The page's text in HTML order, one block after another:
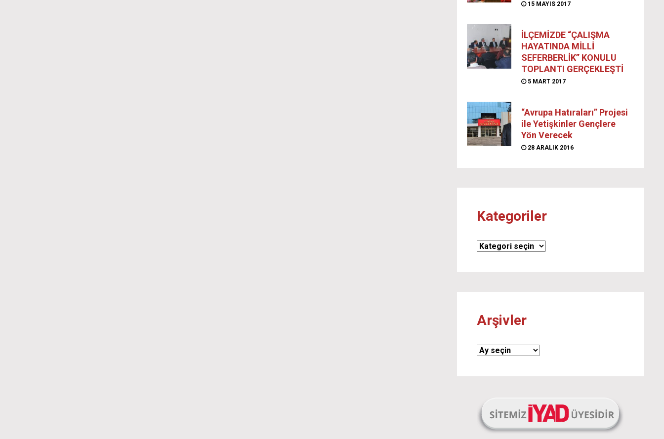
15 MAYIS 2017
İLÇEMİZDE “ÇALIŞMA
HAYATINDA MİLLİ
SEFERBERLİK” KONULU
TOPLANTI GERÇEKLEŞTİ
5 MART 2017
“Avrupa Hatıraları” Projesi
ile Yetişkinler Gençlere
Yön Verecek
28 ARALIK 2016
Kategoriler
Kategoriler
Arşivler
Arşivler